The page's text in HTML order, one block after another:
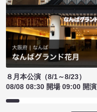
８月本公演（8/1～8/23）
08/08 08:30 開場 09:00 開演